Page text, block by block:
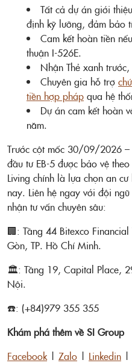
Tất cả dự án giới
định kỹ lưỡng, đảm bảo
Cam kết hoàn tiền
thuận I-526E.
Nhận Thẻ xanh
Chuyên gia hỗ trợ
tiền hợp pháp qua hệ
Dự án cam kết hoàn
năm.
Trước cột mốc 30/09/2026
đầu tư EB-5 được bảo vệ
Living chính là lựa chọn an
nay. Liên hệ ngay với đội
nhận tư vấn chuyên sâu:
🏢: Tầng 44 Bitexco
Gòn, TP. Hồ Chí Minh.
🏛️: Tầng 19, Capital Place,
Nội.
☎️: (+84)979 355 355
Khám phá thêm về SI Group
Facebook | Zalo | Linkedin |